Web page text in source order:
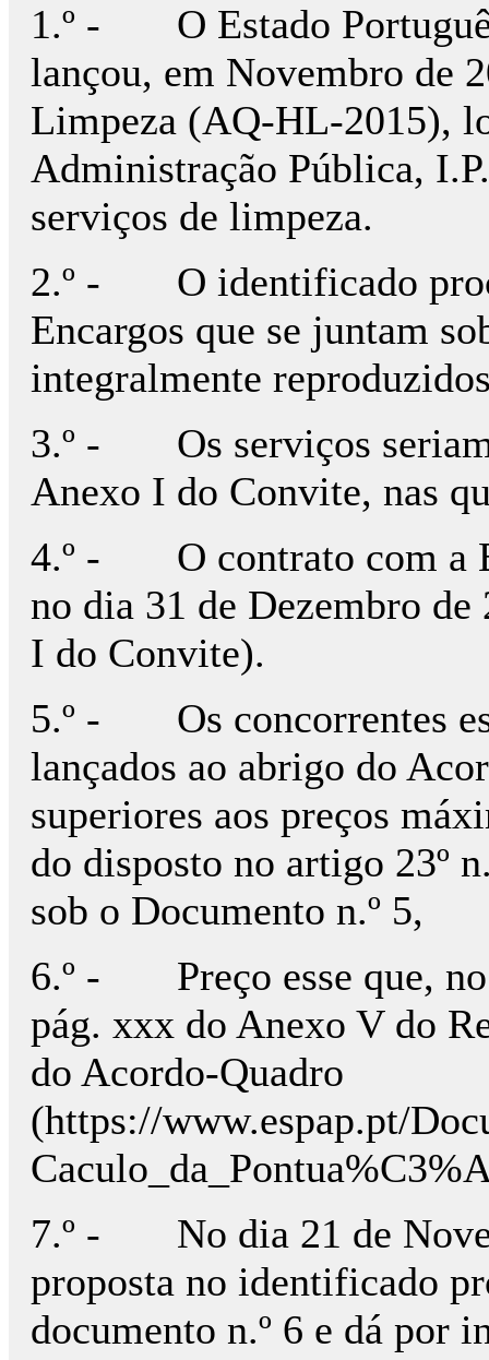
1.º - O Estado
lançou, em Novembro de
Limpeza (AQ-HL-2015),
Administração Pública,
serviços de limpeza.
2.º - O identificado
Encargos que se juntam
integralmente
3.º - Os serviços seriam
Anexo I do Convite, nas
4.º - O contrato com a
no dia 31 de Dezembro de
I do Convite).
5.º - Os concorrentes
lançados ao abrigo do
superiores aos preços
do disposto no artigo 23º
sob o Documento n.º 5,
6.º - Preço esse que, no
pág. xxx do Anexo V do
do Acordo-Quadro
(https://www.espap.pt/
7.º - No dia 21 de
proposta no identificado
documento n.º 6 e dá por